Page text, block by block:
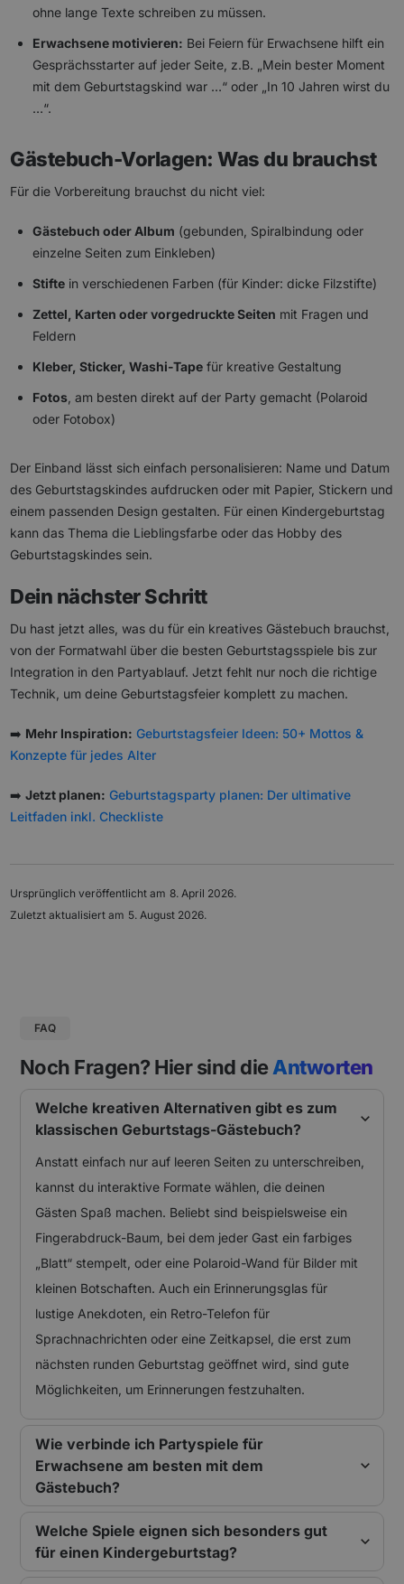
ohne lange Texte schreiben zu müssen.
Erwachsene motivieren: Bei Feiern für Erwachsene hilft ein
Gesprächsstarter auf jeder Seite, z.B. „Mein bester Moment
mit dem Geburtstagskind war …“ oder „In 10 Jahren wirst du
…“.
Gästebuch-Vorlagen: Was du brauchst
Für die Vorbereitung brauchst du nicht viel:
Gästebuch oder Album (gebunden, Spiralbindung oder
einzelne Seiten zum Einkleben)
Stifte in verschiedenen Farben (für Kinder: dicke Filzstifte)
Zettel, Karten oder vorgedruckte Seiten mit Fragen und
Feldern
Kleber, Sticker, Washi-Tape für kreative Gestaltung
Fotos , am besten direkt auf der Party gemacht (Polaroid
oder Fotobox)
Der Einband lässt sich einfach personalisieren: Name und Datum
des Geburtstagskindes aufdrucken oder mit Papier, Stickern und
einem passenden Design gestalten. Für einen Kindergeburtstag
kann das Thema die Lieblingsfarbe oder das Hobby des
Geburtstagskindes sein.
Dein nächster Schritt
Du hast jetzt alles, was du für ein kreatives Gästebuch brauchst,
von der Formatwahl über die besten Geburtstagsspiele bis zur
Integration in den Partyablauf. Jetzt fehlt nur noch die richtige
Technik, um deine Geburtstagsfeier komplett zu machen.
➡️ Mehr Inspiration: Geburtstagsfeier Ideen: 50+ Mottos &
Konzepte für jedes Alter
➡️Jetzt planen: Geburtstagsparty planen: Der ultimative
Leitfaden inkl. Checkliste
Ursprünglich veröffentlicht am 8. April 2026.
Zuletzt aktualisiert am 5. August 2026.
FAQ
Noch Fragen? Hier sind dieAntworten
Welche kreativen Alternativen gibt es zum
klassischen Geburtstags-Gästebuch?
Anstatt einfach nur auf leeren Seiten zu unterschreiben,
kannst du interaktive Formate wählen, die deinen
Gästen Spaß machen. Beliebt sind beispielsweise ein
Fingerabdruck-Baum, bei dem jeder Gast ein farbiges
„Blatt“ stempelt, oder eine Polaroid-Wand für Bilder mit
kleinen Botschaften. Auch ein Erinnerungsglas für
lustige Anekdoten, ein Retro-Telefon für
Sprachnachrichten oder eine Zeitkapsel, die erst zum
nächsten runden Geburtstag geöffnet wird, sind gute
Möglichkeiten, um Erinnerungen festzuhalten.
Wie verbinde ich Partyspiele für
Erwachsene am besten mit dem
Gästebuch?
Welche Spiele eignen sich besonders gut
für einen Kindergeburtstag?